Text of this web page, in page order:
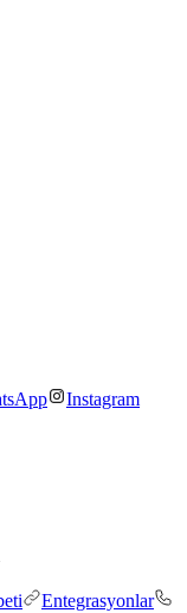
Instagram
Entegrasyonlar